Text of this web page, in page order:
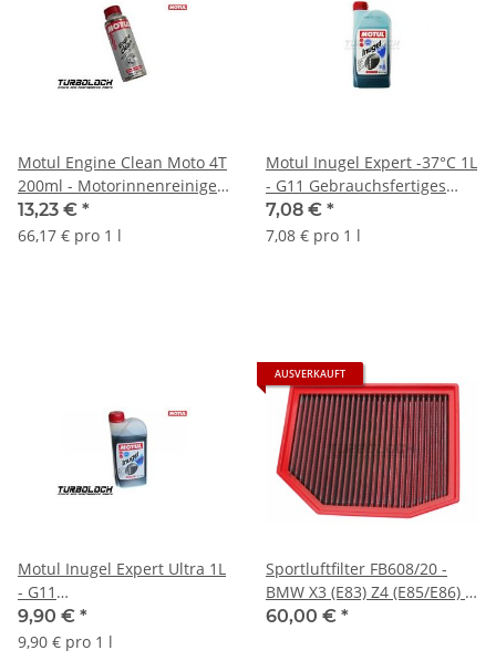
Motul Engine Clean Moto 4T
200ml - Motorinnenreiniger
- 102177
13,23 € *
66,17 € pro 1 l
Motul Inugel Expert -37°C 1L
- G11 Gebrauchsfertiges
Kühlerfrostschutzmittel
(102927)
7,08 € *
7,08 € pro 1 l
Motul Inugel Expert Ultra 1L
- G11
Kühlerfrostschutzkonzentrat
(101079)
9,90 € *
9,90 € pro 1 l
AUSVERKAUFT
Sportluftfilter FB608/20 -
BMW X3 (E83) Z4 (E85/E86) -
2.0 2.5 3.0 si (N46 N52)
60,00 € *